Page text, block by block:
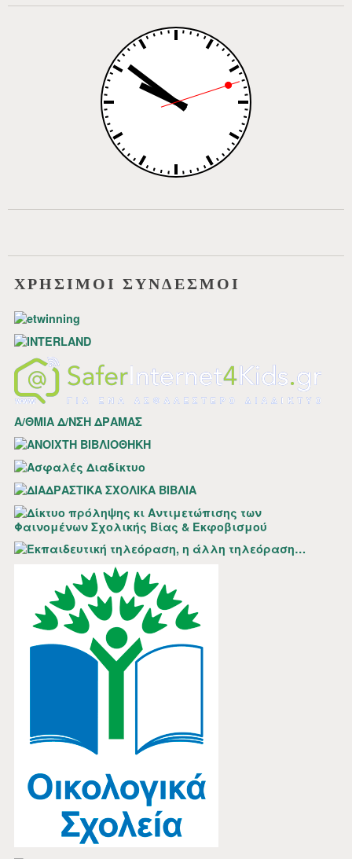
ΧΡΗΣΙΜΟΙ ΣΥΝΔΕΣΜΟΙ
Α/ΘΜΙΑ Δ/ΝΣΗ ΔΡΑΜΑΣ